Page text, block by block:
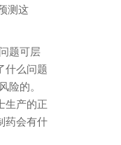
测这
题可层
什么问题
的。
生产的正
药会有什